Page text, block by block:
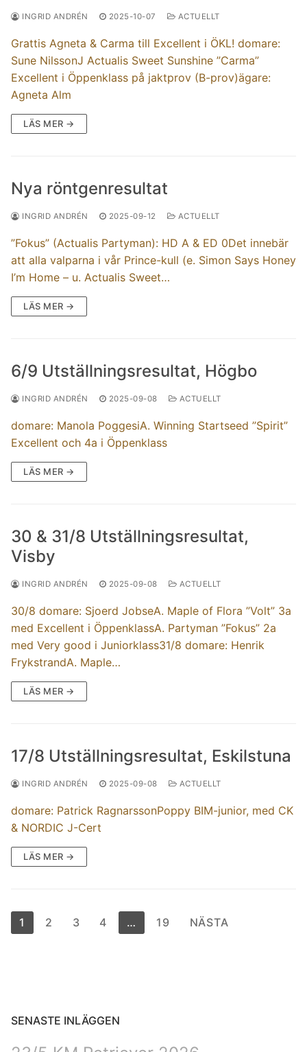
INGRID ANDRÉN 2025-10-07 ACTUELLT
Grattis Agneta & Carma till Excellent i ÖKL! domare:
Sune NilssonJ Actualis Sweet Sunshine ”Carma”
Excellent i Öppenklass på jaktprov (B-prov)ägare:
Agneta Alm
LÄS MER →
Nya röntgenresultat
INGRID ANDRÉN 2025-09-12 ACTUELLT
”Fokus” (Actualis Partyman): HD A & ED 0Det innebär
att alla valparna i vår Prince-kull (e. Simon Says Honey
I’m Home – u. Actualis Sweet…
LÄS MER →
6/9 Utställningsresultat, Högbo
INGRID ANDRÉN 2025-09-08 ACTUELLT
domare: Manola PoggesiA. Winning Startseed ”Spirit”
Excellent och 4a i Öppenklass
LÄS MER →
30 & 31/8 Utställningsresultat,
Visby
INGRID ANDRÉN 2025-09-08 ACTUELLT
30/8 domare: Sjoerd JobseA. Maple of Flora ”Volt” 3a
med Excellent i ÖppenklassA. Partyman ”Fokus” 2a
med Very good i Juniorklass31/8 domare: Henrik
FrykstrandA. Maple…
LÄS MER →
17/8 Utställningsresultat, Eskilstuna
INGRID ANDRÉN 2025-09-08 ACTUELLT
domare: Patrick RagnarssonPoppy BIM-junior, med CK
& NORDIC J-Cert
LÄS MER →
1 2 3 4 … 19 NÄSTA
SENASTE INLÄGGEN